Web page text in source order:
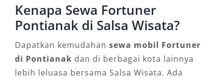
3. Fleksibilitas Waktu dan Durasi
Sewa
Salah satu keunggulan dari rental Fortuner
Pontianak di layanan seperti Salsa Wisata
adalah fleksibilitas waktu sewa. Anda bisa
Kenapa Sewa Fortuner
Pontianak di Salsa Wisata?
Dapatkan kemudahan sewa mobil Fortuner
di Pontianak dan di berbagai kota lainnya
lebih leluasa bersama Salsa Wisata. Ada